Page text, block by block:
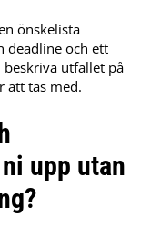
önskelista
deadline och ett
utfallet på
att tas med.
upp utan